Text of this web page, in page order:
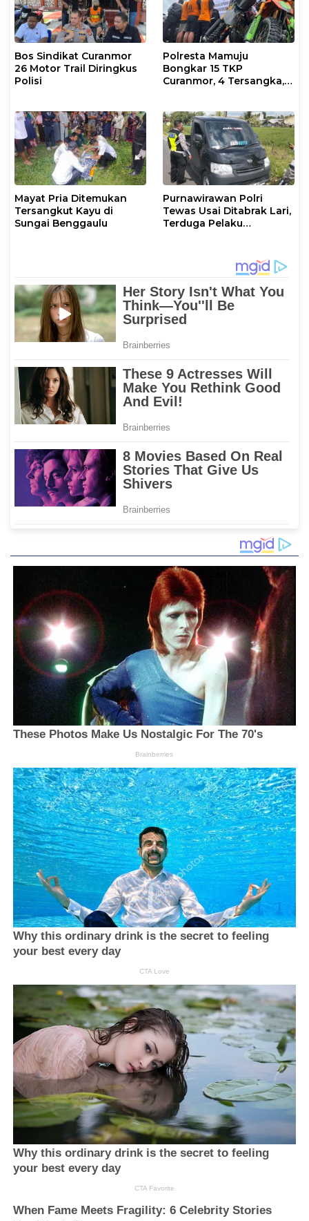
Bos Sindikat Curanmor
26 Motor Trail Diringkus
Polisi
Polresta Mamuju
Bongkar 15 TKP
Curanmor, 4 Tersangka, 1
Mayat Pria Ditemukan
Tersangkut Kayu di
Sungai Benggaulu
Purnawirawan Polri
Tewas Usai Ditabrak Lari,
Terduga Pelaku